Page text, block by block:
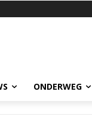
ONDERWEG